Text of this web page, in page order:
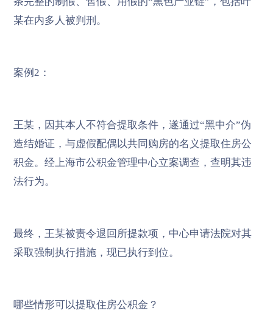
某在内多人被判刑。
案例2：
王某，因其本人不符合提取条件，遂通过“黑中介”伪
造结婚证，与虚假配偶以共同购房的名义提取住房公
积金。经上海市公积金管理中心立案调查，查明其违
法行为。
最终，王某被责令退回所提款项，中心申请法院对其
采取强制执行措施，现已执行到位。
哪些情形可以提取住房公积金？